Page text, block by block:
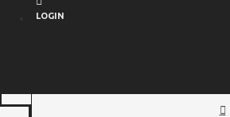
LOGIN